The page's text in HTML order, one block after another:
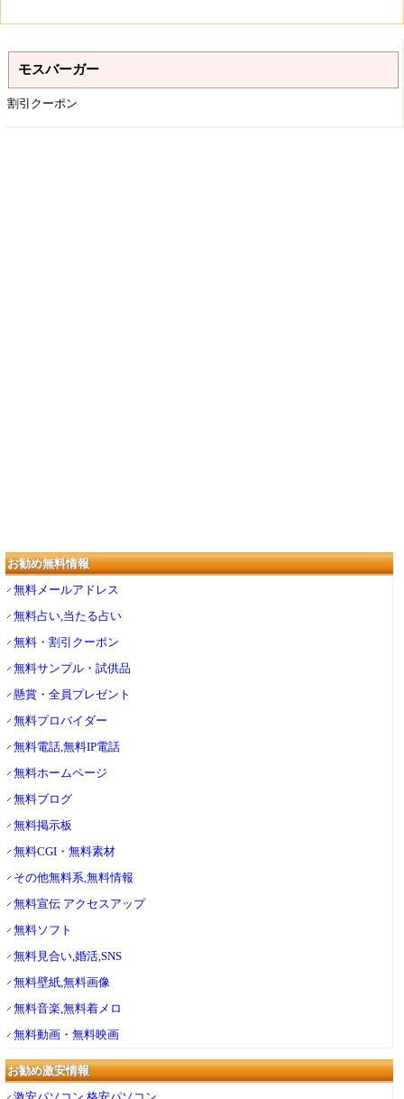
モスバーガー
割引クーポン
お勧め無料情報
無料メールアドレス
無料占い,当たる占い
無料・割引クーポン
無料サンプル・試供品
懸賞・全員プレゼント
無料プロバイダー
無料電話,無料IP電話
無料ホームページ
無料ブログ
無料掲示板
無料CGI・無料素材
その他無料系,無料情報
無料宣伝 アクセスアップ
無料ソフト
無料見合い,婚活,SNS
無料壁紙,無料画像
無料音楽,無料着メロ
無料動画・無料映画
お勧め激安情報